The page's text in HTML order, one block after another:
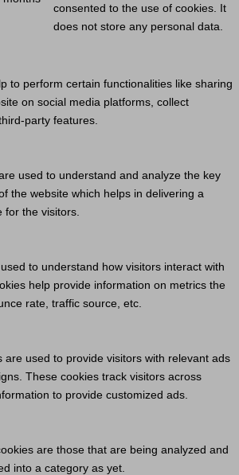
consented to the use of cookies. It
does not store any personal data.
to perform certain functionalities like sharing
on social media platforms, collect
party features.
used to understand and analyze the key
the website which helps in delivering a
for the visitors.
to understand how visitors interact with
help provide information on metrics the
rate, traffic source, etc.
are used to provide visitors with relevant ads
These cookies track visitors across
to provide customized ads.
are those that are being analyzed and
into a category as yet.